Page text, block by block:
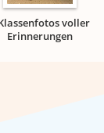
voller
Erinnerungen